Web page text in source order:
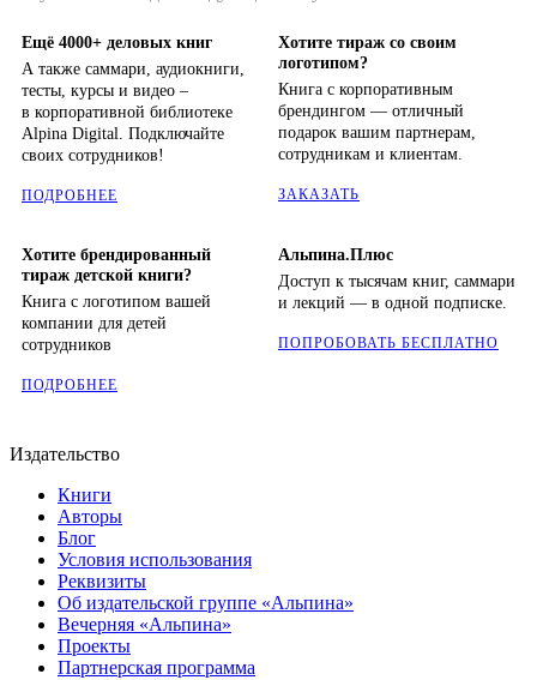
Ещё 4000+ деловых книг
А также саммари, аудиокниги,
тесты, курсы и видео –
в корпоративной библиотеке
Alpina Digital. Подключайте
своих сотрудников!
ПОДРОБНЕЕ
Хотите тираж со своим
логотипом?
Книга с корпоративным
брендингом — отличный
подарок вашим партнерам,
сотрудникам и клиентам.
ЗАКАЗАТЬ
Хотите брендированный
тираж детской книги?
Книга с логотипом вашей
компании для детей
сотрудников
ПОДРОБНЕЕ
Альпина.Плюс
Доступ к тысячам книг, саммари
и лекций — в одной подписке.
ПОПРОБОВАТЬ БЕСПЛАТНО
Издательство
Книги
Авторы
Блог
Условия использования
Реквизиты
Об издательской группе «Альпина»
Вечерняя «Альпина»
Проекты
Партнерская программа